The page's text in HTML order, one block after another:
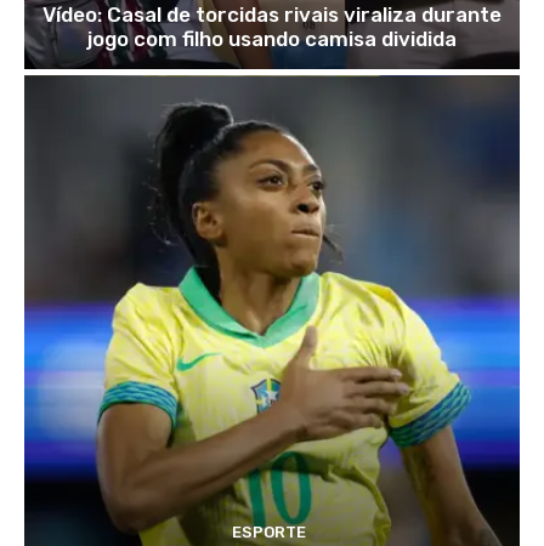
Vídeo: Casal de torcidas rivais viraliza durante
jogo com filho usando camisa dividida
ESPORTE